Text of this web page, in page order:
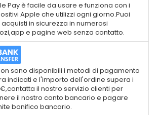
Pay è facile da usare e funziona con i
Apple che utilizzi ogni giorno.Puoi
in sicurezza in numerosi
e pagine web senza contatto.
sono disponibili i metodi di pagamento
indicati e l'importo dell'ordine supera i
il nostro servizio clienti per
il nostro conto bancario e pagare
bonifico bancario.